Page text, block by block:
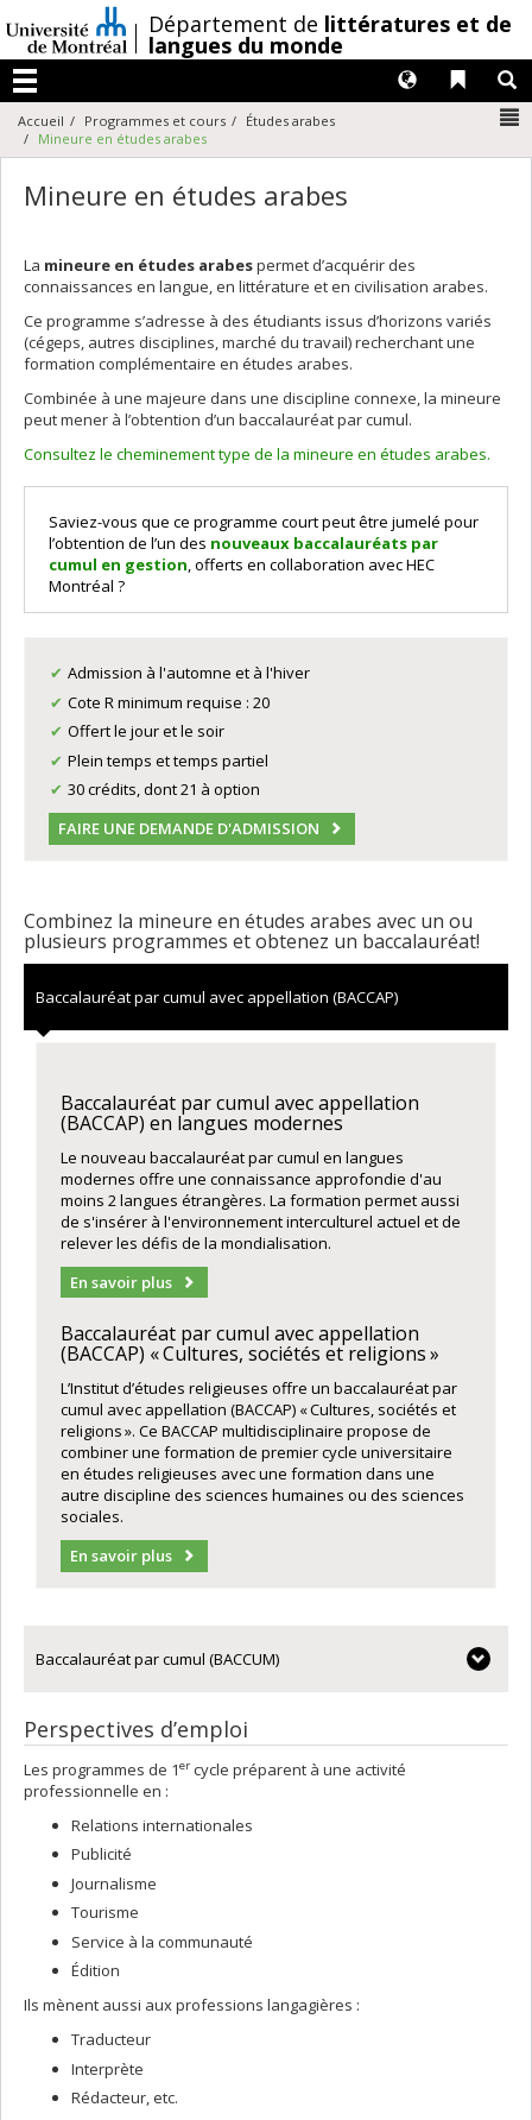
au
contenu
/Département de littératures et de
langues du monde
Menu
Liens
Langues
Accueil Programmes et cours
Études arabes
Mineure en études arabes
Mineure en études arabes
La mineure en études arabespermet d’acquérir des
connaissances en langue, en littérature et en civilisation arabes.
Ce programme s’adresse à des étudiants issus d’horizons variés
(cégeps, autres disciplines, marché du travail) recherchant une
formation complémentaire en études arabes.
Combinée à une majeure dans une discipline connexe, la mineure
peut mener à l’obtention d’un baccalauréat par cumul.
Consultez le cheminement type de la mineure en études arabes.
Saviez-vous que ce programme court peut être jumelé pour
l’obtention de l’un des nouveaux baccalauréats par
cumul en gestion, offerts en collaboration avec HEC
Montréal ?
Admission à l'automne et à l'hiver
Cote R minimum requise : 20
Offert le jour et le soir
Plein temps et temps partiel
30 crédits, dont 21 à option
FAIRE UNE DEMANDE D'ADMISSION
Combinez la mineure en études arabes avec un ou
plusieurs programmes et obtenez un baccalauréat!
Baccalauréat par cumul avec appellation (BACCAP)
Baccalauréat par cumul avec appellation
(BACCAP) en langues modernes
Le nouveau baccalauréat par cumul en langues
modernes offre une connaissance approfondie d'au
moins 2 langues étrangères. La formation permet aussi
de s'insérer à l'environnement interculturel actuel et de
relever les défis de la mondialisation.
En savoir plus
Baccalauréat par cumul avec appellation
(BACCAP) « Cultures, sociétés et religions »
L’Institut d’études religieuses offre un baccalauréat par
cumul avec appellation (BACCAP) « Cultures, sociétés et
religions ». Ce BACCAP multidisciplinaire propose de
combiner une formation de premier cycle universitaire
en études religieuses avec une formation dans une
autre discipline des sciences humaines ou des sciences
sociales.
En savoir plus
Baccalauréat par cumul (BACCUM)
Perspectives d’emploi
Les programmes de 1er cycle préparent à une activité
professionnelle en :
Relations internationales
Publicité
Journalisme
Tourisme
Service à la communauté
Édition
Ils mènent aussi aux professions langagières :
Traducteur
Interprète
Rédacteur, etc.